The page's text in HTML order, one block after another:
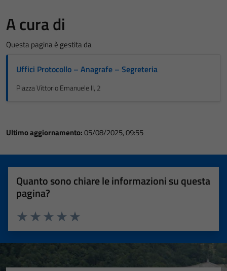
A cura di
Questa pagina è gestita da
Uffici Protocollo – Anagrafe – Segreteria
Piazza Vittorio Emanuele II, 2
Ultimo aggiornamento:05/08/2025, 09:55
Quanto sono chiare le informazioni su questa
pagina?
Valuta 5 stelle su 5
Valuta 4 stelle su 5
Valuta 3 stelle su 5
Valuta 2 stelle su 5
Valuta 1 stelle su 5